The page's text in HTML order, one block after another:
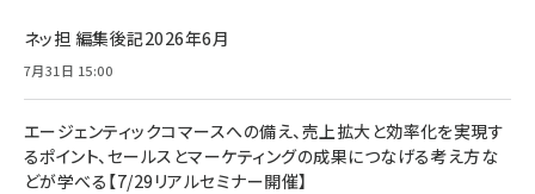
ネッ担 編集後記2026年6月
7月31日 15:00
エージェンティックコマースへの備え、売上拡大と効率化を実現す
るポイント、セールスとマーケティングの成果につなげる考え方な
どが学べる【7/29リアルセミナー開催】